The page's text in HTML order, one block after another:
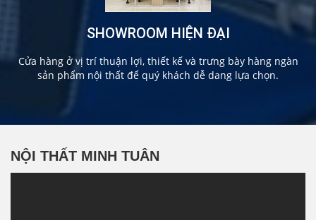
SHOWROOM HIỆN ĐẠI
Cửa hàng ở vị trí thuận lợi, thiết kế và trưng bày hàng ngàn
sản phẩm nội thất để quý khách dễ dang lựa chọn.
NỘI THẤT MINH TUÂN